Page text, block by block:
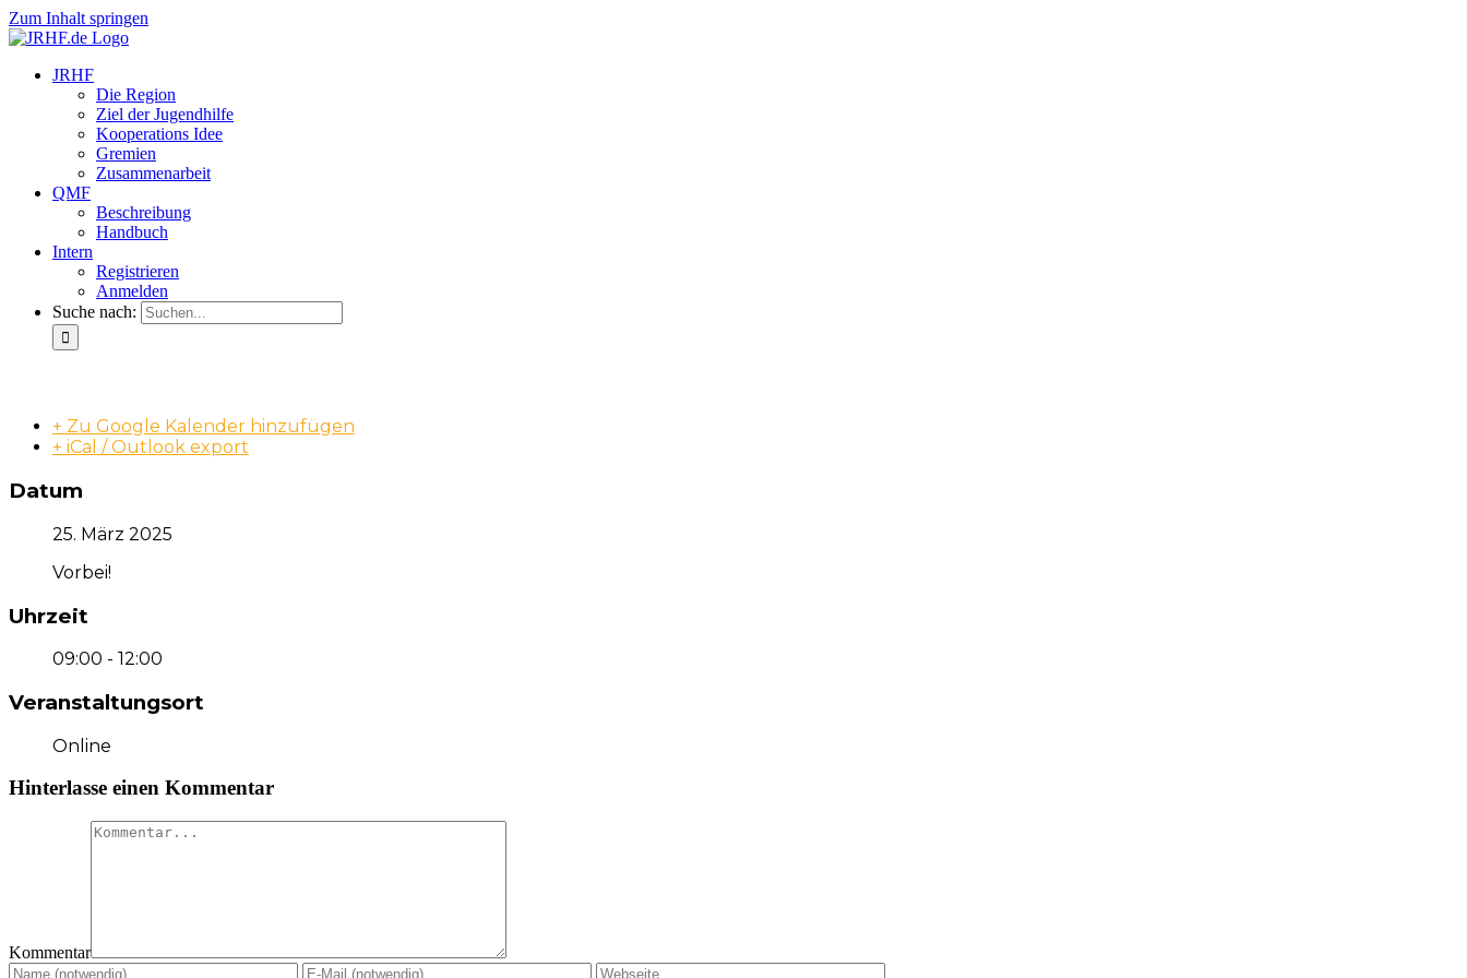
Zum Inhalt springen
JRHF
Die Region
Ziel der Jugendhilfe
Kooperations Idee
Gremien
Zusammenarbeit
QMF
Beschreibung
Handbuch
Intern
Registrieren
Anmelden
Suche nach:
+ Zu Google Kalender hinzufügen
+ iCal / Outlook export
Datum
25. März 2025
Vorbei!
Uhrzeit
09:00 - 12:00
Veranstaltungsort
Online
Hinterlasse einen Kommentar
Kommentar